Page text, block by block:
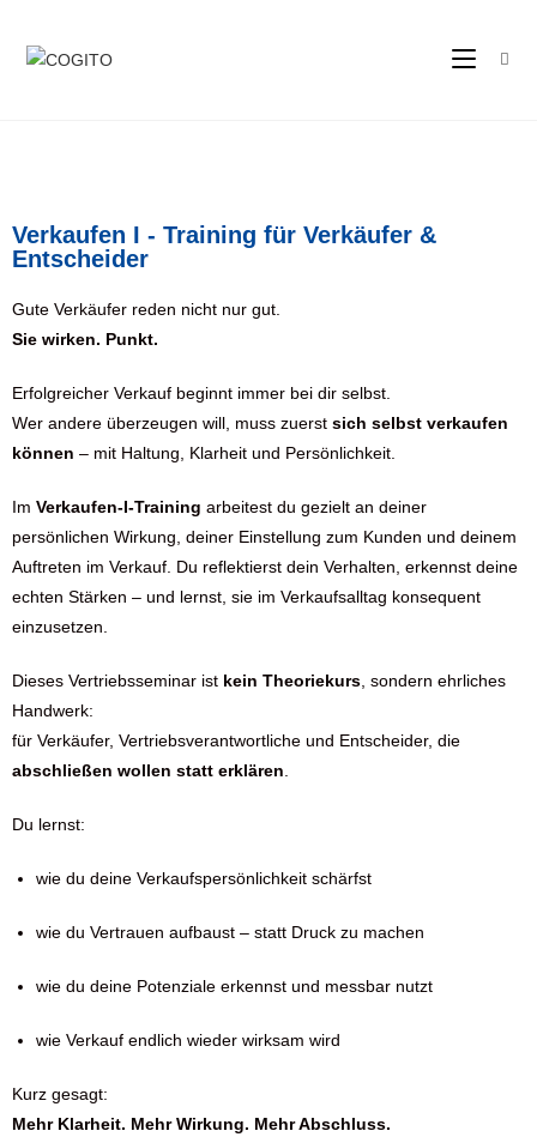
Verkaufen I - Training für Verkäufer &
Entscheider
Gute Verkäufer reden nicht nur gut.
Sie wirken. Punkt.
Erfolgreicher Verkauf beginnt immer bei dir selbst.
Wer andere überzeugen will, muss zuerst sich selbst verkaufen
können – mit Haltung, Klarheit und Persönlichkeit.
Im Verkaufen-I-Training arbeitest du gezielt an deiner
persönlichen Wirkung, deiner Einstellung zum Kunden und deinem
Auftreten im Verkauf. Du reflektierst dein Verhalten, erkennst deine
echten Stärken – und lernst, sie im Verkaufsalltag konsequent
einzusetzen.
Dieses Vertriebsseminar ist kein Theoriekurs , sondern ehrliches
Handwerk:
für Verkäufer, Vertriebsverantwortliche und Entscheider, die
abschließen wollen statt erklären
Du lernst:
wie du deine Verkaufspersönlichkeit schärfst
wie du Vertrauen aufbaust – statt Druck zu machen
wie du deine Potenziale erkennst und messbar nutzt
wie Verkauf endlich wieder wirksam wird
Kurz gesagt:
Mehr Klarheit. Mehr Wirkung. Mehr Abschluss.